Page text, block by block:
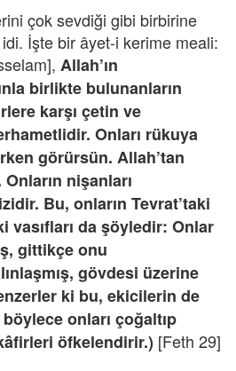
çok sevdiği gibi birbirine
İşte bir âyet-i kerime meali:
Allah’ın
birlikte bulunanların
karşı çetin ve
Onları rükuya
görürsün. Allah’tan
nişanları
Bu, onların Tevrat’taki
vasıfları da şöyledir: Onlar
gittikçe onu
gövdesi üzerine
ki bu, ekicilerin de
onları çoğaltıp
öfkelendirir.) [Feth 29]